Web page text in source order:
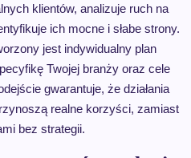
klientów, analizuje ruch na
ich mocne i słabe strony.
jest indywidualny plan
Twojej branży oraz cele
gwarantuje, że działania
realne korzyści, zamiast
bez strategii.